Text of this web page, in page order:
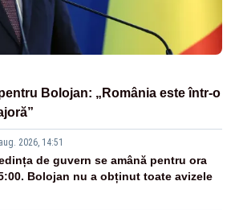
Bolojan: „România este într-o
2026, 14:51
de guvern se amână pentru ora
Bolojan nu a obținut toate avizele